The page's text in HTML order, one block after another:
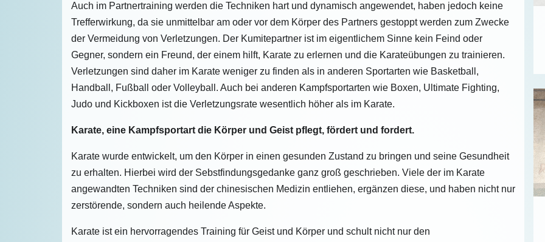
Auch im Partnertraining werden die Techniken hart und dynamisch angewendet, haben jedoch keine
Trefferwirkung, da sie unmittelbar am oder vor dem Körper des Partners gestoppt werden zum Zwecke
der Vermeidung von Verletzungen. Der Kumitepartner ist im eigentlichem Sinne kein Feind oder
Gegner, sondern ein Freund, der einem hilft, Karate zu erlernen und die Karateübungen zu trainieren.
Verletzungen sind daher im Karate weniger zu finden als in anderen Sportarten wie Basketball,
Handball, Fußball oder Volleyball. Auch bei anderen Kampfsportarten wie Boxen, Ultimate Fighting,
Judo und Kickboxen ist die Verletzungsrate wesentlich höher als im Karate.
Karate, eine Kampfsportart die Körper und Geist pflegt, fördert und fordert.
Karate wurde entwickelt, um den Körper in einen gesunden Zustand zu bringen und seine Gesundheit
zu erhalten. Hierbei wird der Sebstfindungsgedanke ganz groß geschrieben. Viele der im Karate
angewandten Techniken sind der chinesischen Medizin entliehen, ergänzen diese, und haben nicht nur
zerstörende, sondern auch heilende Aspekte.
Karate ist ein hervorragendes Training für Geist und Körper und schult nicht nur den